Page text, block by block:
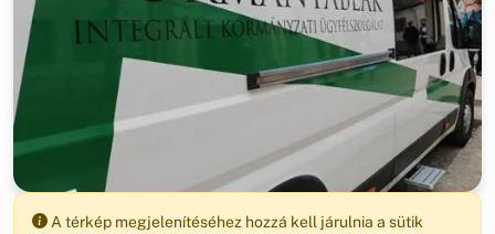
A térkép megjelenítéséhez hozzá kell járulnia a sütik